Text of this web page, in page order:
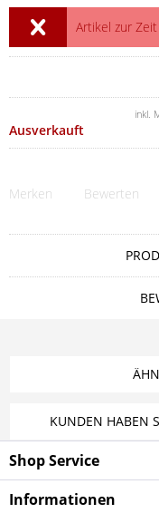
Artikel zur
inkl.
Ausverkauft
Merken Bewerten
KUNDEN HABEN
Shop Service
Informationen